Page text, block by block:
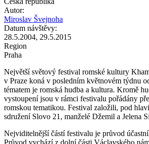
Autor:
Miroslav Švejnoha
Datum návštěvy:
28.5.2004, 29.5.2015
Region
Praha
Největší světový festival romské kultury
v Praze koná v posledním květnovém týdnu
tématem je romská hudba a kultura. Kromě
vystoupení jsou v rámci festivalu pořádány
romskou tematikou. Festival založili, pod
sdružení Slovo 21, manželé Džemil a Jelena
Nejviditelnější částí festivalu je průvod
Průvod vychází z dolní části Václavského